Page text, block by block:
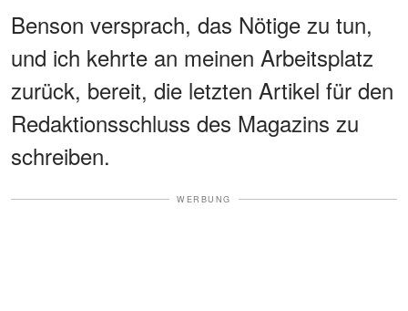
Benson versprach, das Nötige zu tun,
und ich kehrte an meinen Arbeitsplatz
zurück, bereit, die letzten Artikel für den
Redaktionsschluss des Magazins zu
schreiben.
WERBUNG